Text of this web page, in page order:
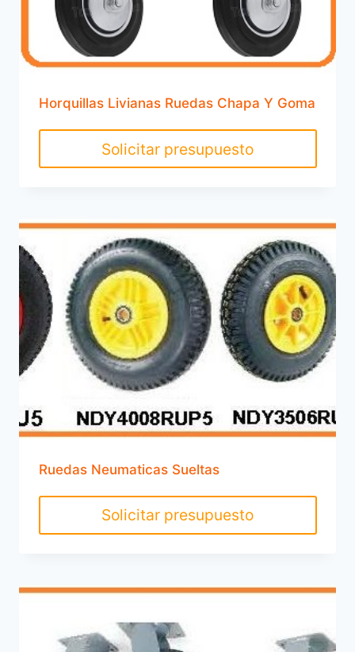
Horquillas Livianas Ruedas Chapa Y Goma
Solicitar presupuesto
Ruedas Neumaticas Sueltas
Solicitar presupuesto